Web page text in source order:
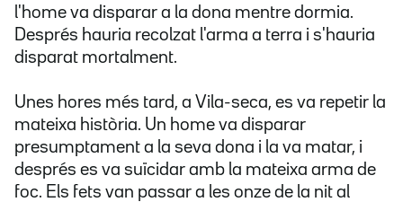
l'home va disparar a la dona mentre dormia.
Després hauria recolzat l'arma a terra i s'hauria
disparat mortalment.
Unes hores més tard, a Vila-seca, es va repetir la
mateixa història. Un home va disparar
presumptament a la seva dona i la va matar, i
després es va suïcidar amb la mateixa arma de
foc. Els fets van passar a les onze de la nit al